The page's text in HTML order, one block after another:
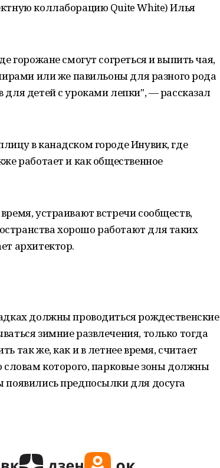
коллаборацию Quite White) Илья
горожане смогут согреться и выпить чая,
или же павильоны для разного рода
для детей с уроками лепки", — рассказал
в канадском городе Инувик, где
работает и как общественное
устраивают встречи сообществ,
хорошо работают для таких
архитектор.
должны проводиться рождественские
зимние развлечения, только тогда
так же, как и в летнее время, считает
которого, парковые зоны должны
появились предпосылки для досуга